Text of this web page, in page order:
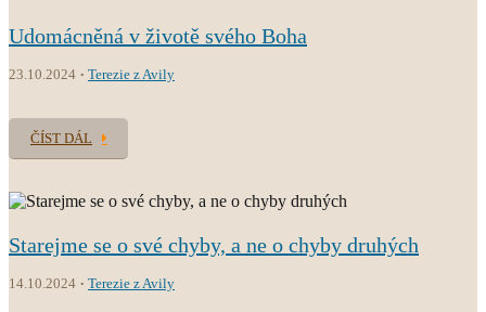
Udomácněná v životě svého Boha
23.10.2024 Terezie z Avily
ČÍST DÁL
Starejme se o své chyby, a ne o chyby druhých
14.10.2024 Terezie z Avily